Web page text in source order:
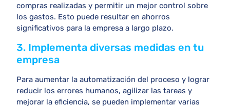
compras realizadas y permitir un mejor control sobre
los gastos. Esto puede resultar en ahorros
significativos para la empresa a largo plazo.
3. Implementa diversas medidas en tu
empresa
Para aumentar la automatización del proceso y lograr
reducir los errores humanos, agilizar las tareas y
mejorar la eficiencia, se pueden implementar varias